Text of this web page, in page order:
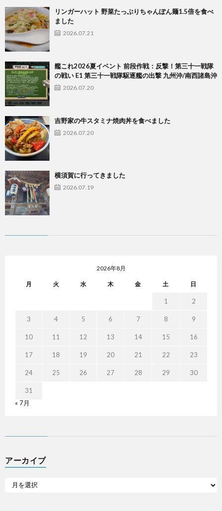
リンガーハット 野菜たっぷりちゃんぽん麺1.5倍を食べ
ました
2026.07.21
艦これ2026夏イベント 前段作戦：反撃！第三十一戦隊
の戦い E1 第三十一戦隊駆逐艦の出撃 九州沖/南西諸島沖
2026.07.20
吉野家の牛スタミナ焼肉丼を食べました
2026.07.20
横須賀に行ってきました
2026.07.19
2026年8月
月 火 水 木 金 土 日
1 2
3 4 5 6 7 8 9
10 11 12 13 14 15 16
17 18 19 20 21 22 23
24 25 26 27 28 29 30
31
« 7月
アーカイブ